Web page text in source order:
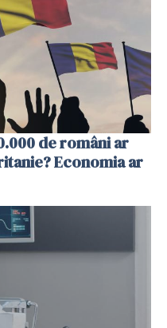
de români ar
Economia ar